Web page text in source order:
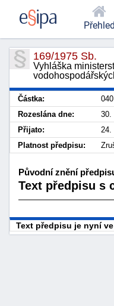
169/1975 Sb.
Vyhláška
Částka: 040
Rozeslána dne:
30.
Přijato:
24.
Platnost předpisu:
Původní znění
Text předpisu s
Text předpisu je nyní
Přehled